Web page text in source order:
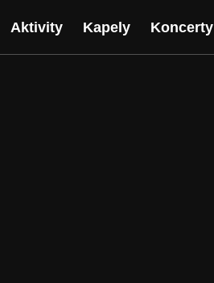
Aktivity Kapely Koncerty